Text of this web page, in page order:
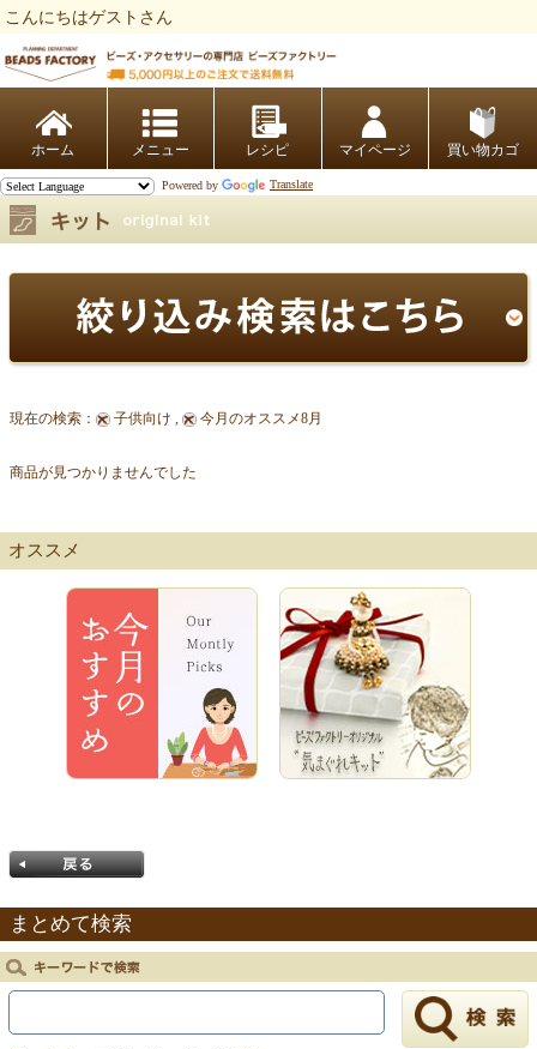
こんにちはゲストさん
ホーム レシピ マイページ 買い物カゴ
Powered by Translate
【キット商品一覧】
現在の検索： 子供向け , 今月のオススメ8月
商品が見つかりませんでした
オススメ
戻る
まとめて検索